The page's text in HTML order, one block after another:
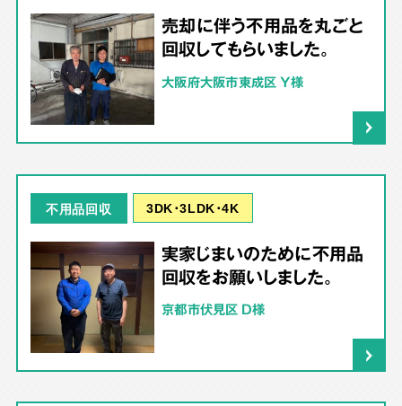
売却に伴う不用品を丸ごと
回収してもらいました。
大阪府大阪市東成区 Y様
不用品回収 3DK･3LDK･4K
実家じまいのために不用品
回収をお願いしました。
京都市伏見区 D様